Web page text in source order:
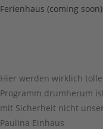
Ferienhaus (coming soon)
Hier werden wirklich
Programm drumherum
mit Sicherheit nicht
Paulina Einhaus